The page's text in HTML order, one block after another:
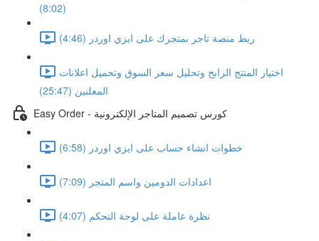
(8:02)
ربط منصة تاجر بمتجرك على ايزي اوردر (4:46)
اختيار المنتج الرابح وتحليل سعر السوق وتحميل اعلانات
المعلنين (25:47)
Easy Order - كورس تصميم المتاجر الإلكترونية
خطوات انشاء حساب على ايزي اوردر (6:58)
اعدادات الدومين واسم المتجر (7:09)
نظرة عاملة على لوحة التحكم (4:07)